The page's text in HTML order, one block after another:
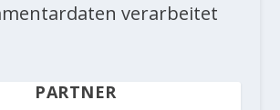
verarbeitet
PARTNER